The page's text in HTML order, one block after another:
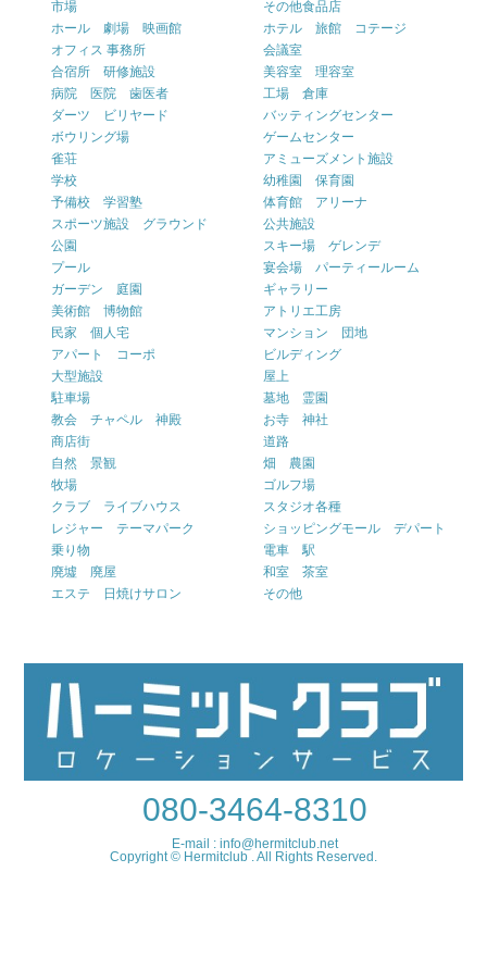
市場
その他食品店
ホール 劇場 映画館
ホテル 旅館 コテージ
オフィス 事務所
会議室
合宿所 研修施設
美容室 理容室
病院 医院 歯医者
工場 倉庫
ダーツ ビリヤード
バッティングセンター
ボウリング場
ゲームセンター
雀荘
アミューズメント施設
学校
幼稚園 保育園
予備校 学習塾
体育館 アリーナ
スポーツ施設 グラウンド
公共施設
公園
スキー場 ゲレンデ
プール
宴会場 パーティールーム
ガーデン 庭園
ギャラリー
美術館 博物館
アトリエ工房
民家 個人宅
マンション 団地
アパート コーポ
ビルディング
大型施設
屋上
駐車場
墓地 霊園
教会 チャペル 神殿
お寺 神社
商店街
道路
自然 景観
畑 農園
牧場
ゴルフ場
クラブ ライブハウス
スタジオ各種
レジャー テーマパーク
ショッピングモール デパート
乗り物
電車 駅
廃墟 廃屋
和室 茶室
エステ 日焼けサロン
その他
080-3464-8310
E-mail : info@hermitclub.net
Copyright © Hermitclub . All Rights Reserved.